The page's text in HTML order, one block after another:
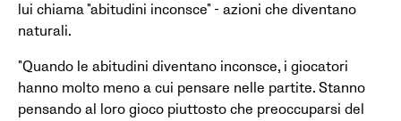
lui chiama "abitudini inconsce" - azioni che diventano
naturali.
"Quando le abitudini diventano inconsce, i giocatori
hanno molto meno a cui pensare nelle partite. Stanno
pensando al loro gioco piuttosto che preoccuparsi del